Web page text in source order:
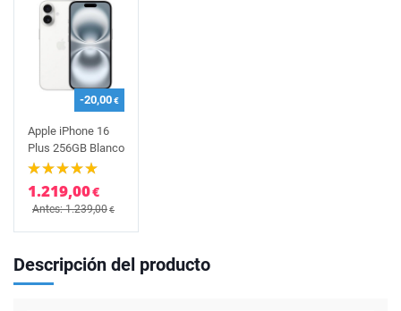
-20,00€
Apple iPhone 16
Plus 256GB Blanco
1.219,00€
Antes: 1.239,00€
Descripción del producto